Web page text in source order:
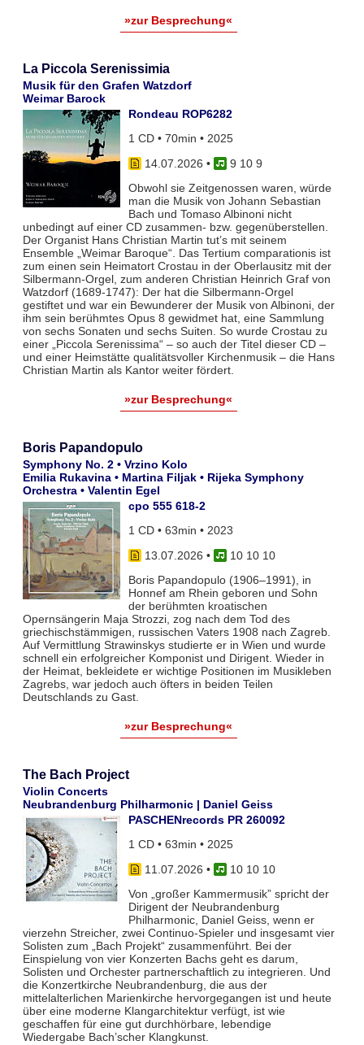
»zur Besprechung«
La Piccola Serenissimia
Musik für den Grafen Watzdorf
Weimar Barock
Rondeau ROP6282
1 CD • 70min • 2025
14.07.2026 •
9 10 9
Obwohl sie Zeitgenossen waren, würde
man die Musik von Johann Sebastian
Bach und Tomaso Albinoni nicht
unbedingt auf einer CD zusammen- bzw. gegenüberstellen.
Der Organist Hans Christian Martin tut’s mit seinem
Ensemble „Weimar Baroque“. Das Tertium comparationis ist
zum einen sein Heimatort Crostau in der Oberlausitz mit der
Silbermann-Orgel, zum anderen Christian Heinrich Graf von
Watzdorf (1689-1747): Der hat die Silbermann-Orgel
gestiftet und war ein Bewunderer der Musik von Albinoni, der
ihm sein berühmtes Opus 8 gewidmet hat, eine Sammlung
von sechs Sonaten und sechs Suiten. So wurde Crostau zu
einer „Piccola Serenissima“ – so auch der Titel dieser CD –
und einer Heimstätte qualitätsvoller Kirchenmusik – die Hans
Christian Martin als Kantor weiter fördert.
»zur Besprechung«
Boris Papandopulo
Symphony No. 2 • Vrzino Kolo
Emilia Rukavina • Martina Filjak • Rijeka Symphony
Orchestra • Valentin Egel
cpo 555 618-2
1 CD • 63min • 2023
13.07.2026 •
10 10 10
Boris Papandopulo (1906–1991), in
Honnef am Rhein geboren und Sohn
der berühmten kroatischen
Opernsängerin Maja Strozzi, zog nach dem Tod des
griechischstämmigen, russischen Vaters 1908 nach Zagreb.
Auf Vermittlung Strawinskys studierte er in Wien und wurde
schnell ein erfolgreicher Komponist und Dirigent. Wieder in
der Heimat, bekleidete er wichtige Positionen im Musikleben
Zagrebs, war jedoch auch öfters in beiden Teilen
Deutschlands zu Gast.
»zur Besprechung«
The Bach Project
Violin Concerts
Neubrandenburg Philharmonic | Daniel Geiss
PASCHENrecords PR 260092
1 CD • 63min • 2025
11.07.2026 •
10 10 10
Von „großer Kammermusik” spricht der
Dirigent der Neubrandenburg
Philharmonic, Daniel Geiss, wenn er
vierzehn Streicher, zwei Continuo-Spieler und insgesamt vier
Solisten zum „Bach Projekt“ zusammenführt. Bei der
Einspielung von vier Konzerten Bachs geht es darum,
Solisten und Orchester partnerschaftlich zu integrieren. Und
die Konzertkirche Neubrandenburg, die aus der
mittelalterlichen Marienkirche hervorgegangen ist und heute
über eine moderne Klangarchitektur verfügt, ist wie
geschaffen für eine gut durchhörbare, lebendige
Wiedergabe Bach’scher Klangkunst.